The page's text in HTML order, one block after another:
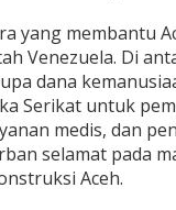
a
l
a
m
yang membantu
Venezuela. Di
dana
Serikat untuk
medis, dan
selamat pada
Aceh.